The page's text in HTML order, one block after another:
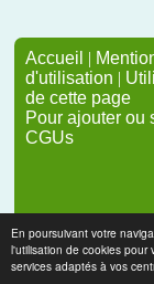
En poursuivant votre
l'utilisation de cookies pour
services adaptés à vos
Accueil |
d'utilisation |
de cette page
Pour ajouter ou
CGUs